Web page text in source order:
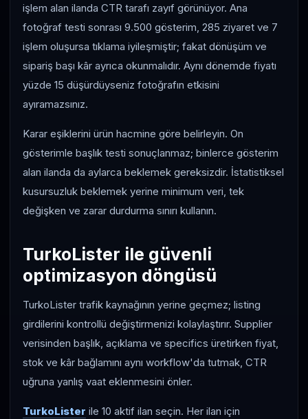
işlem alan ilanda CTR tarafı zayıf görünüyor. Ana
fotoğraf testi sonrası 9.500 gösterim, 285 ziyaret ve 7
işlem oluşursa tıklama iyileşmiştir; fakat dönüşüm ve
sipariş başı kâr ayrıca okunmalıdır. Aynı dönemde fiyatı
yüzde 15 düşürdüyseniz fotoğrafın etkisini
ayıramazsınız.
Karar eşiklerini ürün hacmine göre belirleyin. On
gösterimle başlık testi sonuçlanmaz; binlerce gösterim
alan ilanda da aylarca beklemek gereksizdir. İstatistiksel
kusursuzluk beklemek yerine minimum veri, tek
değişken ve zarar durdurma sınırı kullanın.
TurkoLister ile güvenli
optimizasyon döngüsü
TurkoLister trafik kaynağının yerine geçmez; listing
girdilerini kontrollü değiştirmenizi kolaylaştırır. Supplier
verisinden başlık, açıklama ve specifics üretirken fiyat,
stok ve kâr bağlamını aynı workflow'da tutmak, CTR
uğruna yanlış vaat eklenmesini önler.
TurkoLister ile 10 aktif ilan seçin. Her ilan için